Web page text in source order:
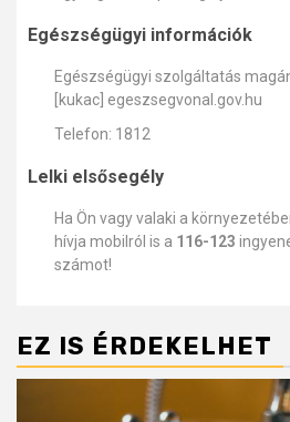
Egészségügyi információk
Egészségügyi szolgáltatás
[kukac] egeszsegvonal.gov.hu
Telefon: 1812
Lelki elsősegély
Ha Ön vagy valaki a
hívja mobilról is a 116-123
számot!
EZ IS ÉRDEKELHET